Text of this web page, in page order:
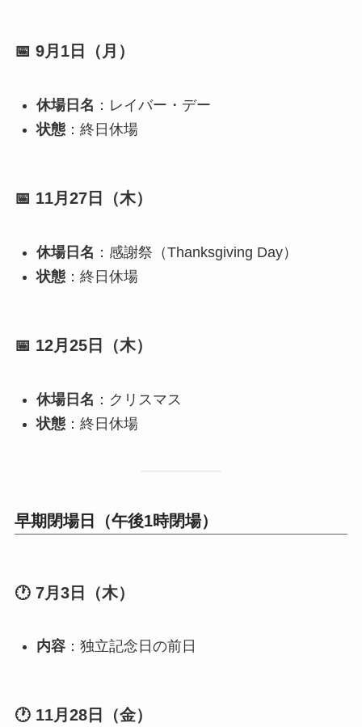
📅 9月1日（月）
休場日名 ：レイバー・デー
状態：終日休場
📅 11月27日（木）
休場日名 ：感謝祭（Thanksgiving Day）
状態：終日休場
📅 12月25日（木）
休場日名 ：クリスマス
状態：終日休場
早期閉場日（午後1時閉場）
🕐 7月3日（木）
内容：独立記念日の前日
🕐 11月28日（金）